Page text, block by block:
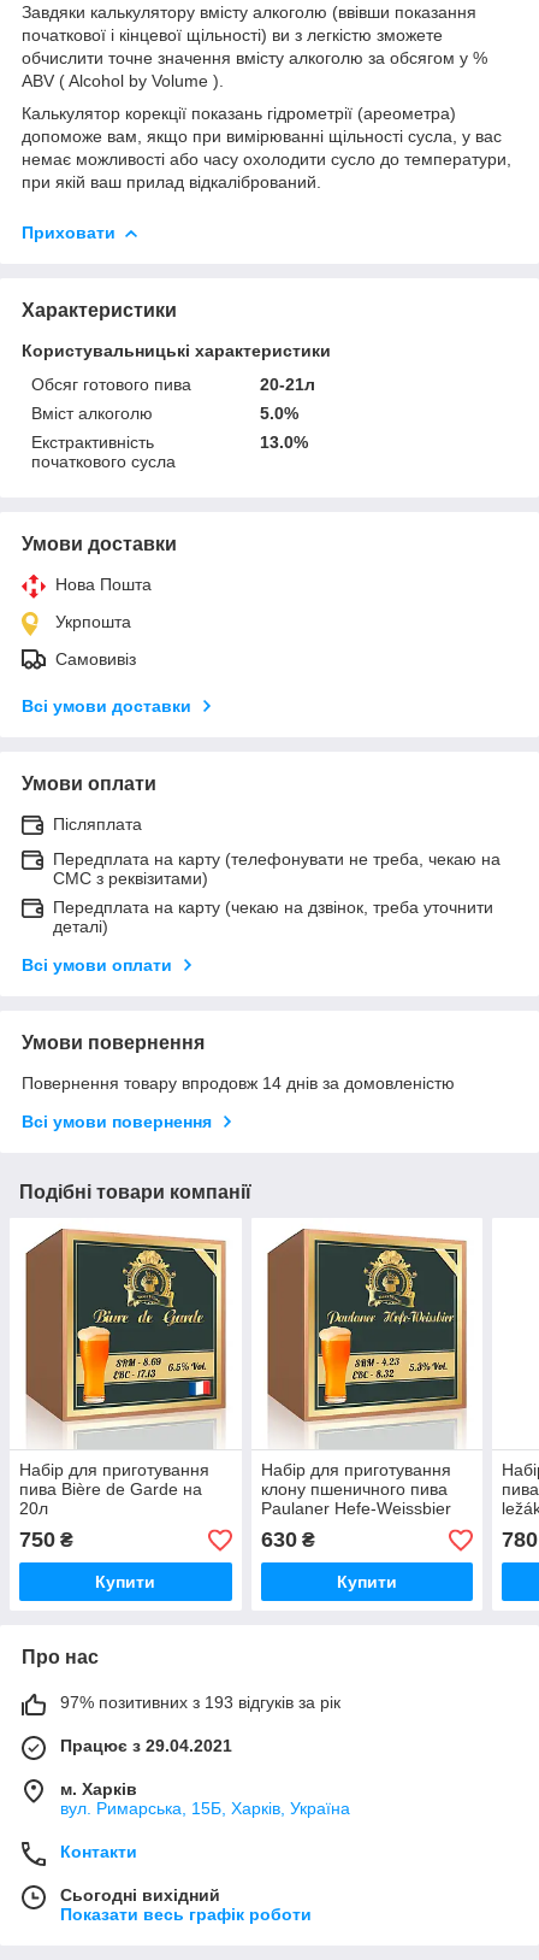
Завдяки калькулятору вмісту алкоголю (ввівши показання
початкової і кінцевої щільності) ви з легкістю зможете
обчислити точне значення вмісту алкоголю за обсягом у %
ABV ( Alcohol by Volume ).
Калькулятор корекції показань гідрометрії (ареометра)
допоможе вам, якщо при вимірюванні щільності сусла, у вас
немає можливості або часу охолодити сусло до температури,
при якій ваш прилад відкалібрований.
Приховати
Характеристики
Користувальницькі характеристики
Обсяг готового пива
20-21л
Вміст алкоголю
5.0%
Екстрактивність
початкового сусла
13.0%
Умови доставки
Нова Пошта
Укрпошта
Самовивіз
Всі умови доставки
Умови оплати
Післяплата
Передплата на карту (телефонувати не треба, чекаю на
СМС з реквізитами)
Передплата на карту (чекаю на дзвінок, треба уточнити
деталі)
Всі умови оплати
Умови повернення
Повернення товару впродовж 14 днів за домовленістю
Всі умови повернення
Подібні товари компанії
Набір для приготування
пива Bière de Garde на
20л
750 ₴
Купити
Набір для приготування
клону пшеничного пива
Paulaner Hefe-Weissbier
на 20л
630₴
Купити
780
Про нас
97% позитивних з 193 відгуків за рік
Працює з 29.04.2021
м. Харків
вул. Римарська, 15Б, Харків, Україна
Контакти
Сьогодні вихідний
Показати весь графік роботи